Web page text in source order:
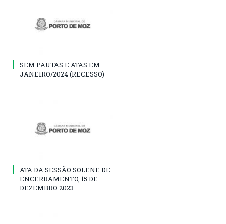
SEM PAUTAS E ATAS EM
JANEIRO/2024 (RECESSO)
ATA DA SESSÃO SOLENE DE
ENCERRAMENTO, 15 DE
DEZEMBRO 2023